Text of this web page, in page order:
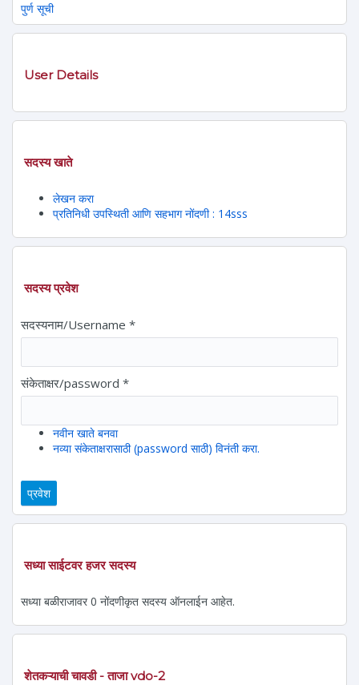
पुर्ण सूची
User Details
सदस्य खाते
लेखन करा
प्रतिनिधी उपस्थिती आणि सहभाग नोंदणी : 14sss
सदस्य प्रवेश
सदस्यनाम/Username *
संकेताक्षर/password *
नवीन खाते बनवा
नव्या संकेताक्षरासाठी (password साठी) विनंती करा.
सध्या साईटवर हजर सदस्य
सध्या बळीराजावर 0 नोंदणीकृत सदस्य ऑनलाईन आहेत.
शेतकऱ्याची चावडी - ताजा vdo-2